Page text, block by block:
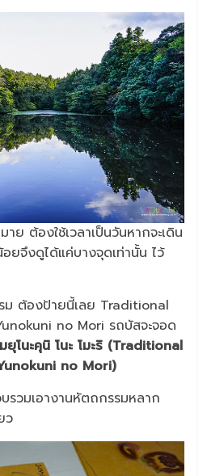
ย ต้องใช้เวลาเป็นวันหากจะเดิน
ยจึงดูได้แค่บางจุดเท่านั้น ไว้
ต้องป้ายนี้เลย Traditional
no Mori รถบัสจะจอด
โนะคุนิ โนะ โมะริ (Traditional
no Mori)
รวมเอางานหัตถกรรมหลาก
ว